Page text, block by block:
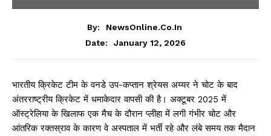
By:
NewsOnline.co.in
Date:
January 12, 2026
भारतीय क्रिकेट टीम के वनडे उप-कप्तान श्रेयस अय्यर ने चोट के बाद
अंतरराष्ट्रीय क्रिकेट में धमाकेदार वापसी की है। अक्टूबर 2025 में
ऑस्ट्रेलिया के खिलाफ एक मैच के दौरान प्लीहा में लगी गंभीर चोट और
आंतरिक रक्तस्राव के कारण वे अस्पताल में भर्ती रहे और लंबे समय तक मैदान